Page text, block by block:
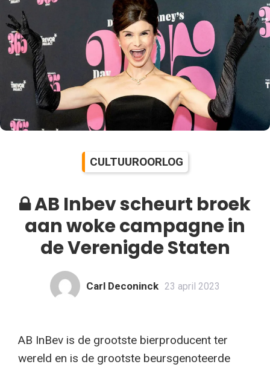
CULTUUROORLOG
AB Inbev scheurt broek
aan woke campagne in
de Verenigde Staten
Carl Deconinck 23 april 2023
AB InBev is de grootste bierproducent ter
wereld en is de grootste beursgenoteerde